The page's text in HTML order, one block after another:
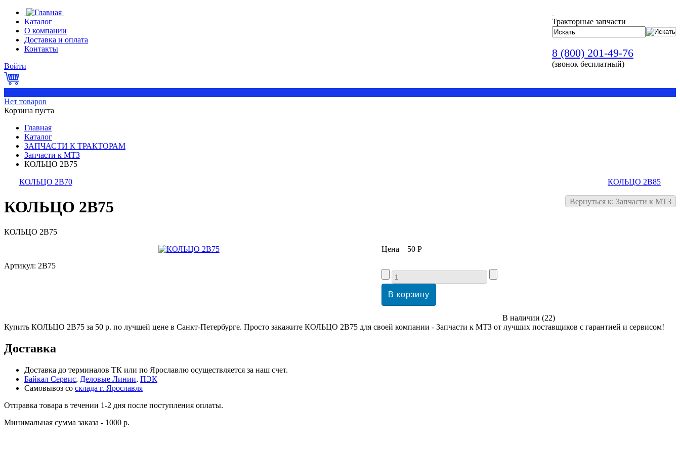
Тракторные запчасти
8 (800) 201-49-76
(звонок бесплатный)
Каталог
О компании
Доставка и оплата
Контакты
Войти
Нет товаров
Корзина пуста
Главная
Каталог
ЗАПЧАСТИ К ТРАКТОРАМ
Запчасти к МТЗ
КОЛЬЦО 2В75
КОЛЬЦО 2В70 КОЛЬЦО 2В85
Вернуться к: Запчасти к МТЗ
КОЛЬЦО 2В75
КОЛЬЦО 2В75
Цена
50 Р
В наличии (22)
Артикул: 2В75
Купить КОЛЬЦО 2В75 за 50 р. по лучшей цене в Санкт-Петербурге. Просто закажите КОЛЬЦО 2В75 для своей компании - Запчасти к МТЗ от лучших поставщиков с гарантией и сервисом!
Доставка
Доставка до терминалов ТК или по Ярославлю осуществляется за наш счет.
Байкал Сервис, Деловые Линии, ПЭК
Самовывоз со склада г. Ярославля
Отправка товара в течении 1-2 дня после поступления оплаты.
Минимальная сумма заказа - 1000 р.